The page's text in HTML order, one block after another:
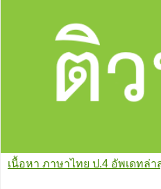
เนื้อหา ภาษาไทย ป.4 อัพเดทล่